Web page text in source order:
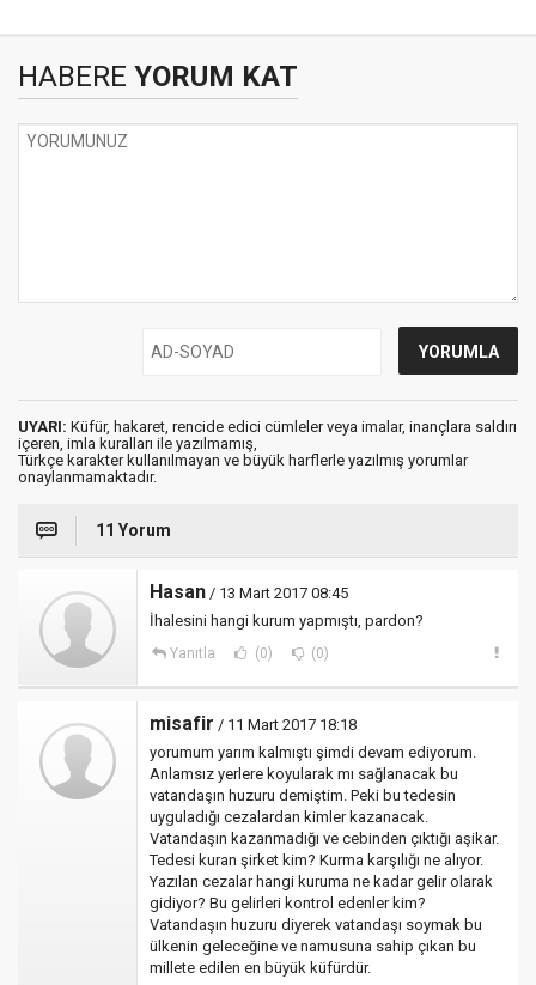
HABERE YORUM KAT
UYARI: Küfür, hakaret, rencide edici cümleler veya imalar, inançlara saldırı
içeren, imla kuralları ile yazılmamış,
Türkçe karakter kullanılmayan ve büyük harflerle yazılmış yorumlar
onaylanmamaktadır.
11 Yorum
Hasan / 13 Mart 2017 08:45
İhalesini hangi kurum yapmıştı, pardon?
Yanıtla (0) (0)
misafir / 11 Mart 2017 18:18
yorumum yarım kalmıştı şimdi devam ediyorum.
Anlamsız yerlere koyularak mı sağlanacak bu
vatandaşın huzuru demiştim. Peki bu tedesin
uyguladığı cezalardan kimler kazanacak.
Vatandaşın kazanmadığı ve cebinden çıktığı aşikar.
Tedesi kuran şirket kim? Kurma karşılığı ne alıyor.
Yazılan cezalar hangi kuruma ne kadar gelir olarak
gidiyor? Bu gelirleri kontrol edenler kim?
Vatandaşın huzuru diyerek vatandaşı soymak bu
ülkenin geleceğine ve namusuna sahip çıkan bu
millete edilen en büyük küfürdür.